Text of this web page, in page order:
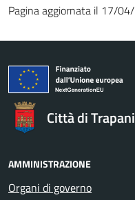
Pagina aggiornata il 17/
Città di Trapani
AMMINISTRAZIONE
Organi di governo